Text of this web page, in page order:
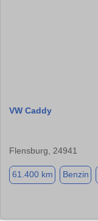
VW Caddy
Flensburg, 24941
61.400 km Benzin